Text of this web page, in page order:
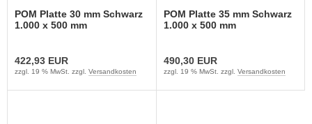
POM Platte 30 mm Schwarz
1.000 x 500 mm
422,93 EUR
zzgl. 19 % MwSt. zzgl. Versandkosten
POM Platte 35 mm Schwarz
1.000 x 500 mm
490,30 EUR
zzgl. 19 % MwSt. zzgl. Versandkosten